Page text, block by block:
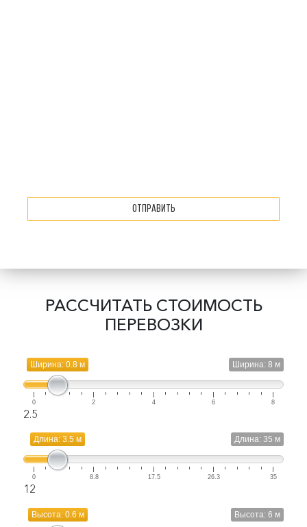
Отправить
РАССЧИТАТЬ СТОИМОСТЬ
ПЕРЕВОЗКИ
Ширина: 8 м
Ширина: 0.8 м
0 2 4 6 8
2.5
Длина: 35 м
Длина: 3.5 м
0 8.8 17.5 26.3 35
12
Высота: 6 м
Высота: 0.6 м